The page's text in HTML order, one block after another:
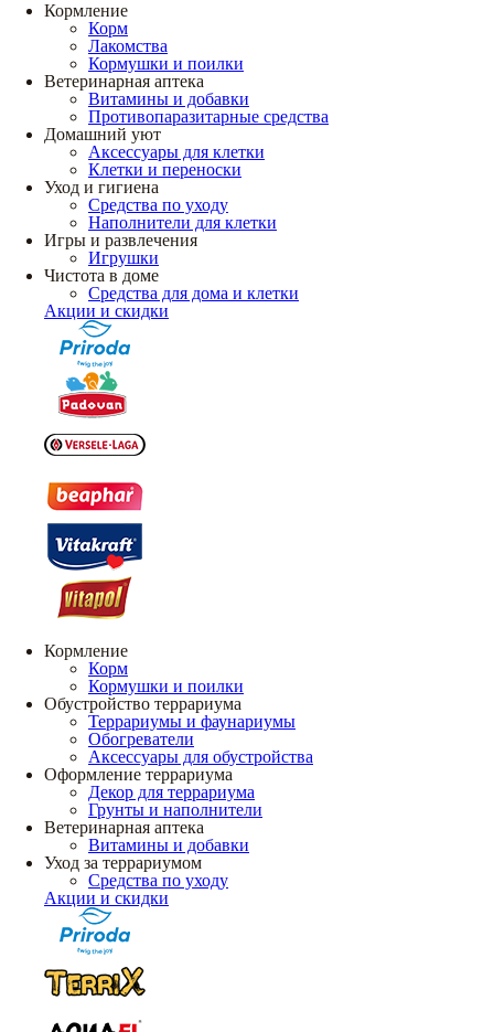
Кормление
Корм
Лакомства
Кормушки и поилки
Ветеринарная аптека
Витамины и добавки
Противопаразитарные средства
Домашний уют
Аксессуары для клетки
Клетки и переноски
Уход и гигиена
Средства по уходу
Наполнители для клетки
Игры и развлечения
Игрушки
Чистота в доме
Средства для дома и клетки
Акции и скидки
Кормление
Корм
Кормушки и поилки
Обустройство террариума
Террариумы и фаунариумы
Обогреватели
Аксессуары для обустройства
Оформление террариума
Декор для террариума
Грунты и наполнители
Ветеринарная аптека
Витамины и добавки
Уход за террариумом
Средства по уходу
Акции и скидки